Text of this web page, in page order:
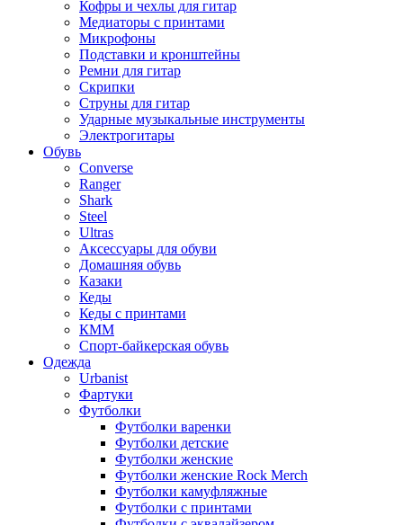
Кофры и чехлы для гитар
Медиаторы с принтами
Микрофоны
Подставки и кронштейны
Ремни для гитар
Скрипки
Струны для гитар
Ударные музыкальные инструменты
Электрогитары
Обувь
Converse
Ranger
Shark
Steel
Ultras
Аксессуары для обуви
Домашняя обувь
Казаки
Кеды
Кеды с принтами
КММ
Спорт-байкерская обувь
Одежда
Urbanist
Фартуки
Футболки
Футболки варенки
Футболки детские
Футболки женские
Футболки женские Rock Merch
Футболки камуфляжные
Футболки с принтами